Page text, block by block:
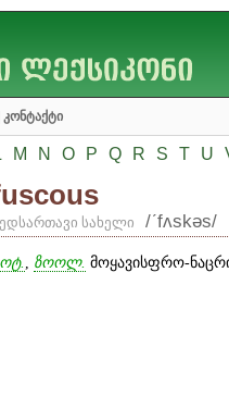
კონტაქტი
M N O P Q R S T U
სახელი /ʹfʌskəs/
ზოოლ. მოყავისფრო-